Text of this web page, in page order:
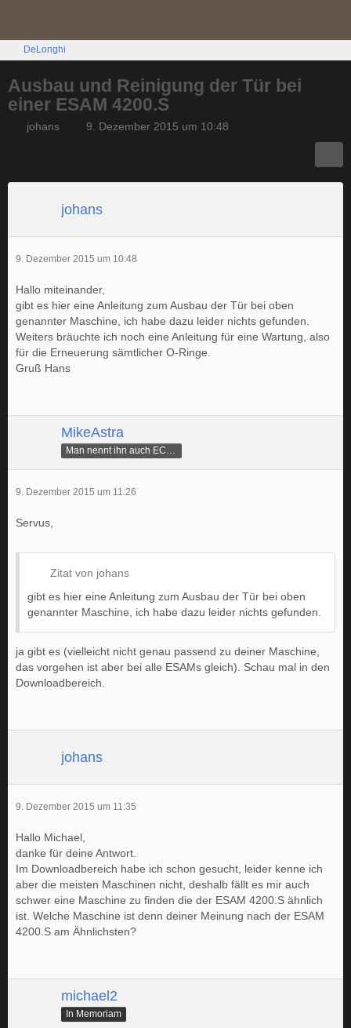
DeLonghi
Ausbau und Reinigung der Tür bei
einer ESAM 4200.S
johans 9. Dezember 2015 um 10:48
johans
9. Dezember 2015 um 10:48
Hallo miteinander,
gibt es hier eine Anleitung zum Ausbau der Tür bei oben
genannter Maschine, ich habe dazu leider nichts gefunden.
Weiters bräuchte ich noch eine Anleitung für eine Wartung, also
für die Erneuerung sämtlicher O-Ringe.
Gruß Hans
MikeAstra
9. Dezember 2015 um 11:26
Servus,
Zitat von johans
gibt es hier eine Anleitung zum Ausbau der Tür bei oben
genannter Maschine, ich habe dazu leider nichts gefunden.
ja gibt es (vielleicht nicht genau passend zu deiner Maschine,
das vorgehen ist aber bei alle ESAMs gleich). Schau mal in den
Downloadbereich.
johans
9. Dezember 2015 um 11:35
Hallo Michael,
danke für deine Antwort.
Im Downloadbereich habe ich schon gesucht, leider kenne ich
aber die meisten Maschinen nicht, deshalb fällt es mir auch
schwer eine Maschine zu finden die der ESAM 4200.S ähnlich
ist. Welche Maschine ist denn deiner Meinung nach der ESAM
4200.S am Ähnlichsten?
michael2
In Memoriam